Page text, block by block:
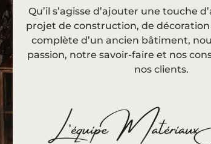
Qu’il s’agisse d’ajouter une touche
projet de construction, de
complète d’un ancien bâtiment,
passion, notre savoir-faire et nos
nos clients.